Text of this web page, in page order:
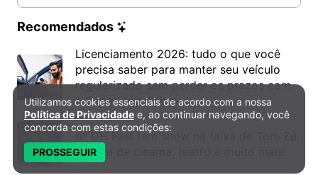
Recomendados
Licenciamento 2026: tudo o que você
precisa saber para manter seu veículo
regularizado sem perder os prazos com
o Super App Gringo
6º DH Fest tem show na faixa de Tom Zé,
mostra de cinema, teatro e muito mais!
Política de Privacidade e Cookies
Utilizamos cookies essenciais de acordo com a nossa
Política de Privacidade e, ao continuar navegando, você
concorda com estas condições:
PROSSEGUIR